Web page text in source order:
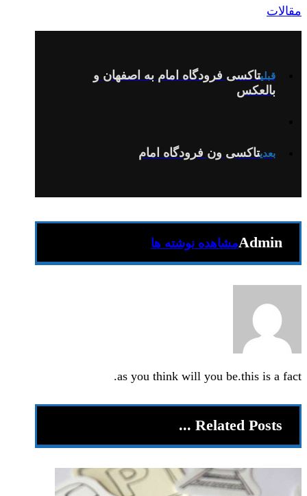
مقالات
قبلیتاکسی فرودگاه امام به اصفهان و
بالعکس
بعدیتاکسی ون فرودگاه امام
Adminمشاهده نوشته ها
as you think will you be.this is a fact.
Related Posts ...